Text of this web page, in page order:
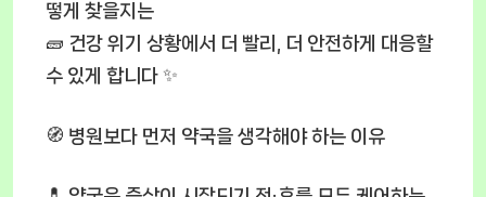
떻게 찾을지는
🧱 건강 위기 상황에서 더 빨리, 더 안전하게 대응할
수 있게 합니다 ✨
🧭 병원보다 먼저 약국을 생각해야 하는 이유